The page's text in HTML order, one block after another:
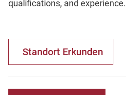
qualifications, and experience.
Standort Erkunden